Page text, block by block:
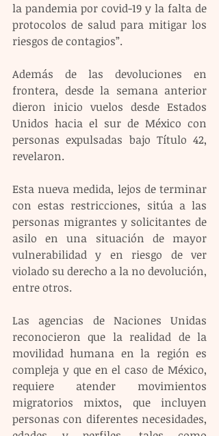
la pandemia por covid-19 y la falta de
protocolos de salud para mitigar los
riesgos de contagios”.
Además de las devoluciones en
frontera, desde la semana anterior
dieron inicio vuelos desde Estados
Unidos hacia el sur de México con
personas expulsadas bajo Título 42,
revelaron.
Esta nueva medida, lejos de terminar
con estas restricciones, sitúa a las
personas migrantes y solicitantes de
asilo en una situación de mayor
vulnerabilidad y en riesgo de ver
violado su derecho a la no devolución,
entre otros.
Las agencias de Naciones Unidas
reconocieron que la realidad de la
movilidad humana en la región es
compleja y que en el caso de México,
requiere atender movimientos
migratorios mixtos, que incluyen
personas con diferentes necesidades,